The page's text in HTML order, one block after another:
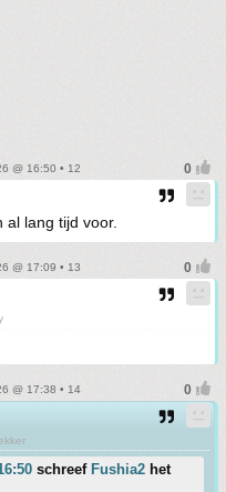
@ 16:50 • 12
lang tijd voor.
@ 17:09 • 13
@ 17:38 • 14
schreef Fushia2 het